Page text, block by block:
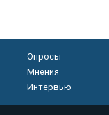
Опросы
Мнения
Интервью